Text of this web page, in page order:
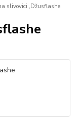
slivovici ,Džusflashe